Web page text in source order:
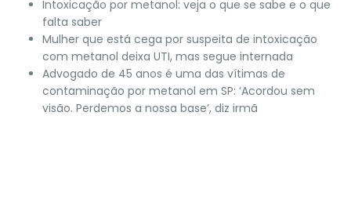
Intoxicação por metanol: veja o que se sabe e o que
falta saber
Mulher que está cega por suspeita de intoxicação
com metanol deixa UTI, mas segue internada
Advogado de 45 anos é uma das vítimas de
contaminação por metanol em SP: ‘Acordou sem
visão. Perdemos a nossa base’, diz irmã